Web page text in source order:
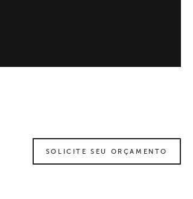
SOLICITE SEU ORÇAMENTO